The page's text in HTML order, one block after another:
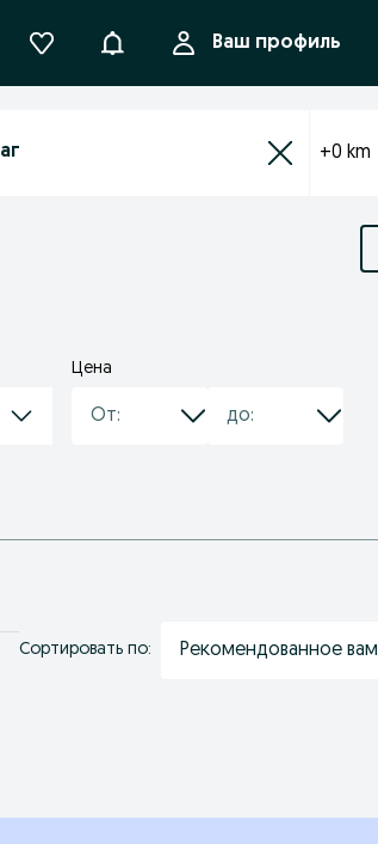
УведомленияВаш профиль
+0 km
Цена
Сортировать по: Рекомендованное вам